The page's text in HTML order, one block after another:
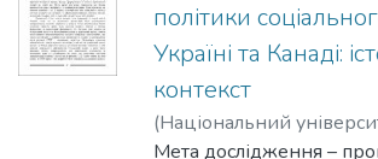
політики
Україні та Канаді:
контекст
(Національний
Могилянська академія",
Мета дослідження –